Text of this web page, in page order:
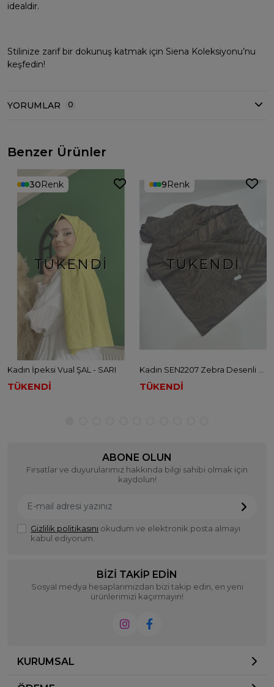
idealdir.
Stilinize zarif bir dokunuş katmak için Siena Koleksiyonu’nu
keşfedin!
YORUMLAR 0
Benzer Ürünler
TÜKENDI
30Renk
Kadın İpeksi Vual ŞAL - SARI
TÜKENDİ
TÜKENDI
9Renk
TÜKENDİ
ABONE OLUN
Fırsatlar ve duyurularımız hakkında bilgi sahibi olmak için
kaydolun!
Gizlilik politikasını okudum ve elektronik posta almayı
kabul ediyorum.
BIZI TAKIP EDIN
Sosyal medya hesaplarımızdan bizi takip edin, en yeni
ürünlerimizi kaçırmayın!
KURUMSAL